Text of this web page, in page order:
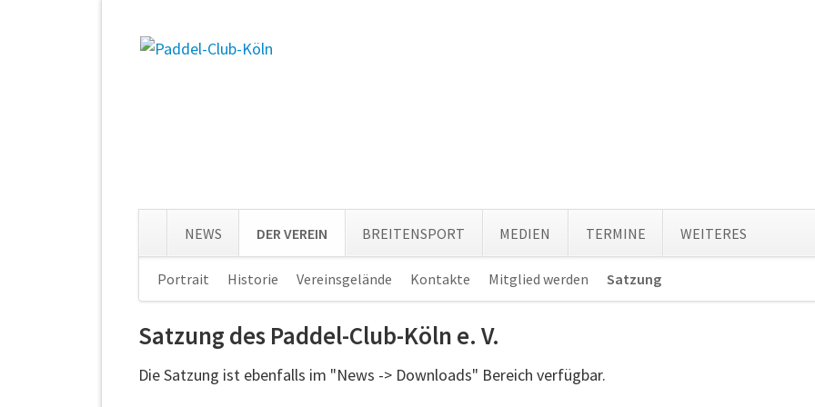
NEWS DER VEREIN BREITENSPORT MEDIEN TERMINE WEITERES
überspringen
Portrait Historie Vereinsgelände Kontakte Mitglied werden Satzung
Satzung des Paddel-Club-Köln e. V.
Die Satzung ist ebenfalls im "News -> Downloads" Bereich verfügbar.